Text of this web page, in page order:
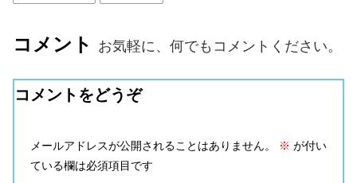
コメント お気軽に、何でもコメントください。
コメントをどうぞ
メールアドレスが公開されることはありません。 ※ が付い
ている欄は必須項目です